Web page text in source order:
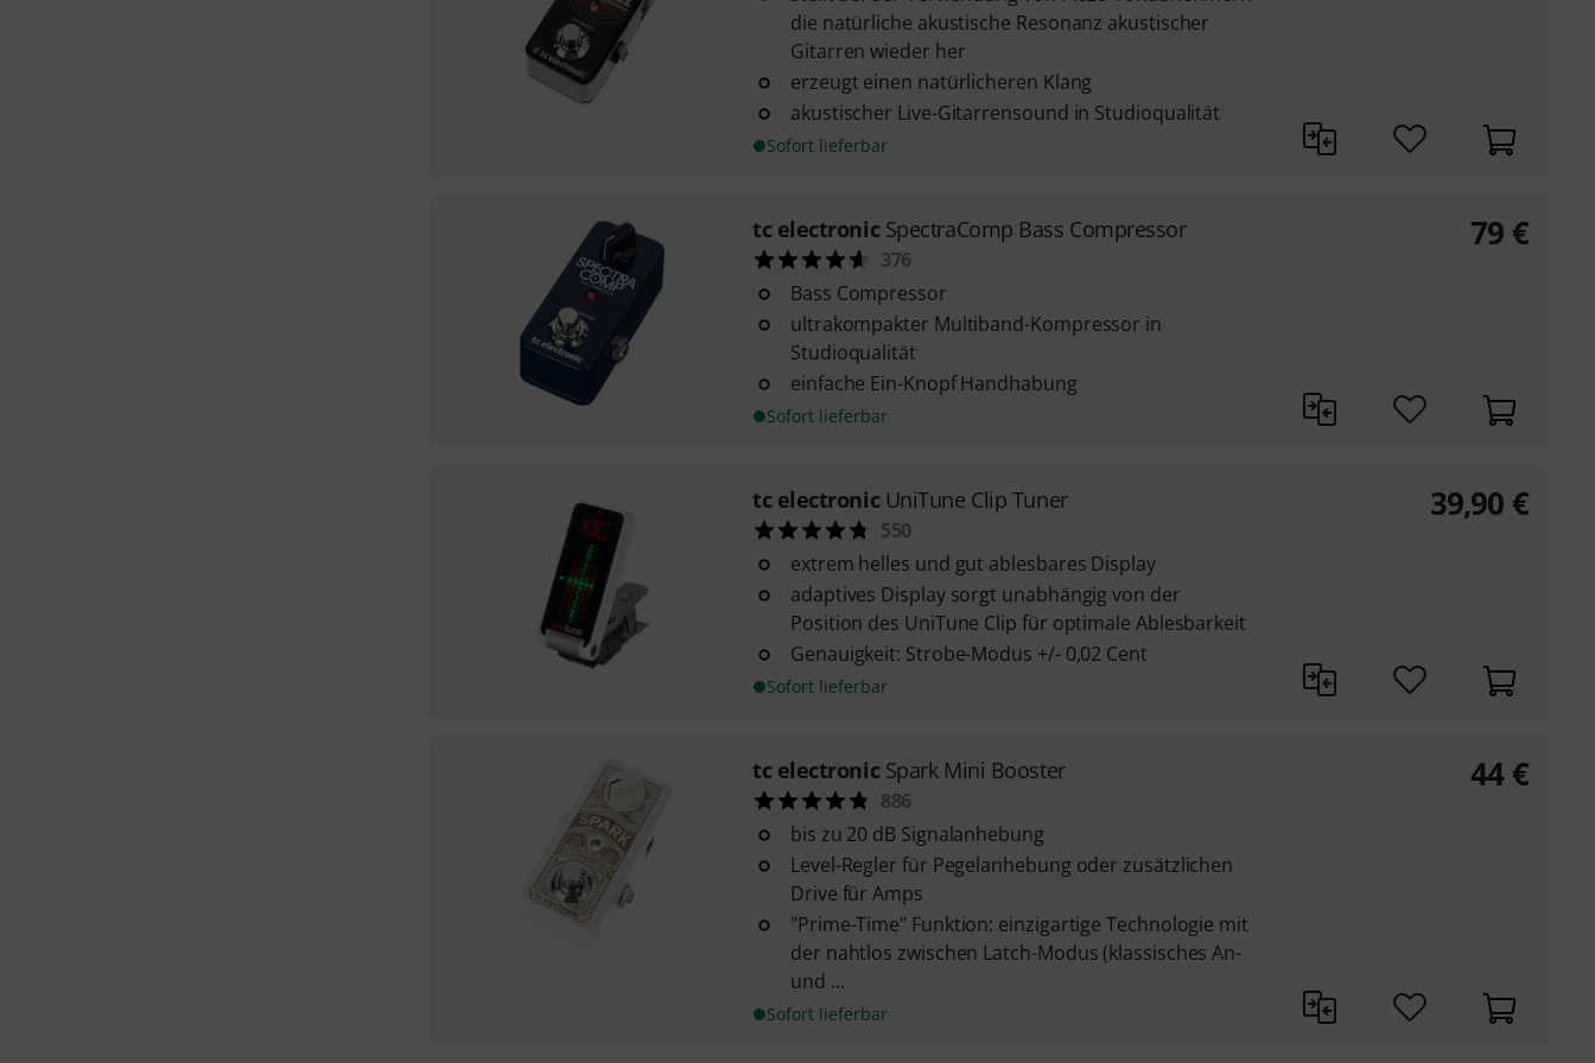
die natürliche akustische Resonanz akustischer
Gitarren wieder her
erzeugt einen natürlicheren Klang
akustischer Live-Gitarrensound in Studioqualität
Sofort lieferbar
tc electronic SpectraComp Bass Compressor
376
Bass Compressor
ultrakompakter Multiband-Kompressor in
Studioqualität
einfache Ein-Knopf Handhabung
Sofort lieferbar
79 €
tc electronic UniTune Clip Tuner
550
extrem helles und gut ablesbares Display
adaptives Display sorgt unabhängig von der
Position des UniTune Clip für optimale Ablesbarkeit
Genauigkeit: Strobe-Modus +/- 0,02 Cent
Sofort lieferbar
39,90 €
tc electronic Spark Mini Booster
886
bis zu 20 dB Signalanhebung
Level-Regler für Pegelanhebung oder zusätzlichen
Drive für Amps
"Prime-Time" Funktion: einzigartige Technologie mit
der nahtlos zwischen Latch-Modus (klassisches An-
und ...
Sofort lieferbar
44 €